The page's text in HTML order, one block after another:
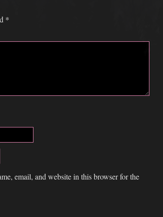
*
email, and website in this browser for the